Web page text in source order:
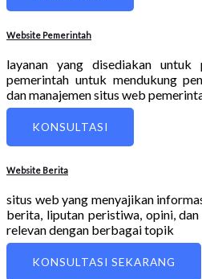
Website Pemerintah
layanan yang disediakan untuk
pemerintah untuk mendukung
dan manajemen situs web
KONSULTASI
Website Berita
situs web yang menyajikan
berita, liputan peristiwa, opini,
relevan dengan berbagai topik
KONSULTASI SEKARANG